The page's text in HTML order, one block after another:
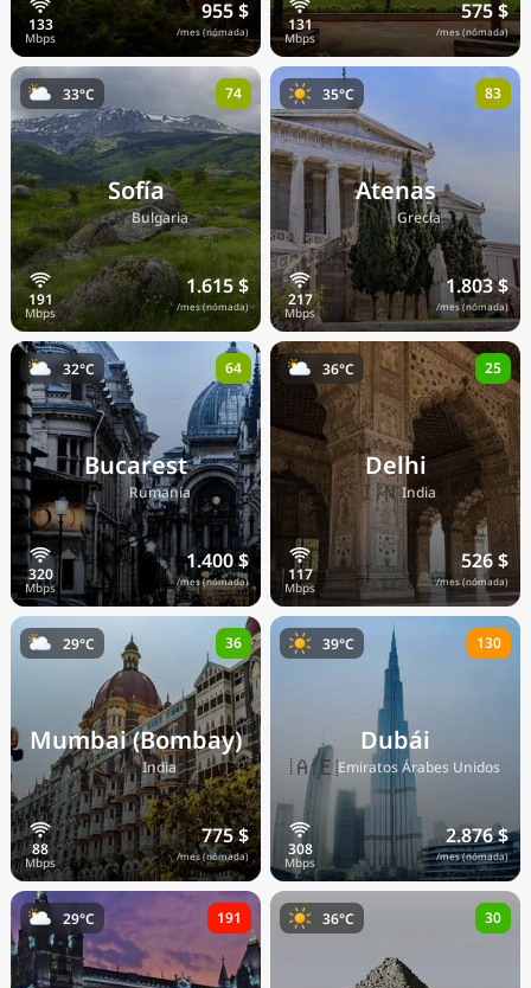
955 $
/mes (nómada)
575 $
/mes (nómada)
Sofía
🇧🇬Bulgaria
1.615 $
/mes (nómada)
33°C 74
Atenas
🇬🇷Grecia
1.803 $
/mes (nómada)
35°C 83
Bucarest
🇷🇴Rumanía
1.400 $
/mes (nómada)
32°C 64
Delhi
🇮🇳India
526 $
/mes (nómada)
36°C 25
Mumbai (Bombay)
🇮🇳India
775 $
/mes (nómada)
29°C 36
Dubái
🇦🇪Emiratos Árabes Unidos
2.876 $
/mes (nómada)
39°C 130
29°C 191 36°C 30